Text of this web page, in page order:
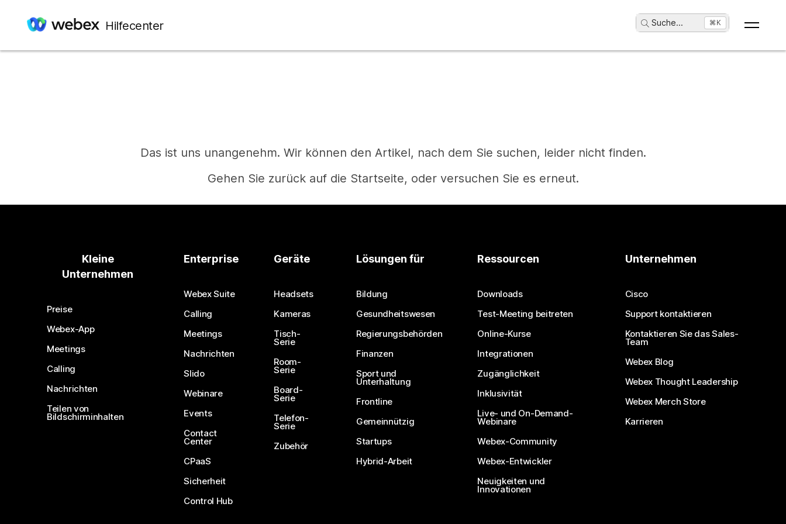
Hilfecenter Suche... ⌘K
Das ist uns unangenehm. Wir können den Artikel, nach dem Sie suchen, leider nicht finden.
Gehen Sie zurück auf die Startseite, oder versuchen Sie es erneut.
Haben Sie eine Frage?
Eine Frage einreichen
Kleine
Unternehmen
Preise
Webex-App
Meetings
Calling
Nachrichten
Teilen von
Bildschirminhalten
Enterprise
Webex Suite
Calling
Meetings
Nachrichten
Slido
Webinare
Events
Contact
Center
CPaaS
Sicherheit
Control Hub
Geräte
Headsets
Kameras
Tisch-
Serie
Room-
Serie
Board-
Serie
Telefon-
Serie
Zubehör
Lösungen für
Bildung
Gesundheitswesen
Regierungsbehörden
Finanzen
Sport und
Unterhaltung
Frontline
Gemeinnützig
Startups
Hybrid-Arbeit
Ressourcen
Downloads
Test-Meeting beitreten
Online-Kurse
Integrationen
Zugänglichkeit
Inklusivität
Live- und On-Demand-
Webinare
Webex-Community
Webex-Entwickler
Neuigkeiten und
Innovationen
Unternehmen
Cisco
Support kontaktieren
Kontaktieren Sie das Sales-
Team
Webex Blog
Webex Thought Leadership
Webex Merch Store
Karrieren